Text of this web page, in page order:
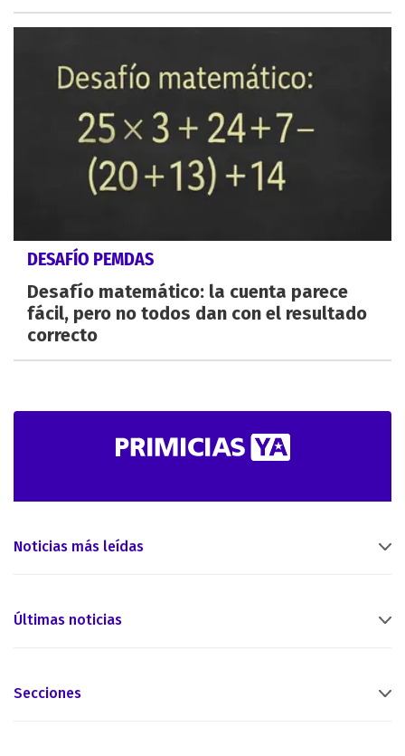
DESAFÍO PEMDAS
Desafío matemático: la cuenta parece
fácil, pero no todos dan con el resultado
correcto
Noticias más leídas
Últimas noticias
Secciones